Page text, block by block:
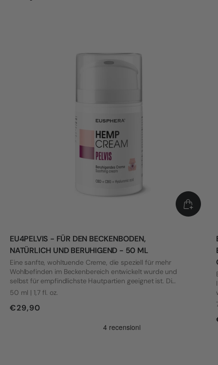
EU4PELVIS - FÜR DEN BECKENBODEN,
NATÜRLICH UND BERUHIGEND - 50 ML
Eine sanfte, wohltuende Creme, die speziell für mehr
Wohlbefinden im Beckenbereich entwickelt wurde und
selbst für empfindlichste Hautpartien geeignet ist. Die
Formel wurde mit Blick auf die Bedürfnisse von Frauen
entwickelt.
50 ml | 1,7 fl. oz.
€29,90